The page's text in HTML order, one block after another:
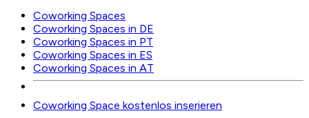
Coworking Spaces
Coworking Spaces in DE
Coworking Spaces in PT
Coworking Spaces in ES
Coworking Spaces in AT
Coworking Space kostenlos inserieren